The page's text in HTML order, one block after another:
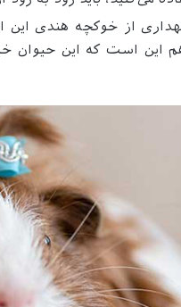
از خوکچه هندی
است که این حیوان